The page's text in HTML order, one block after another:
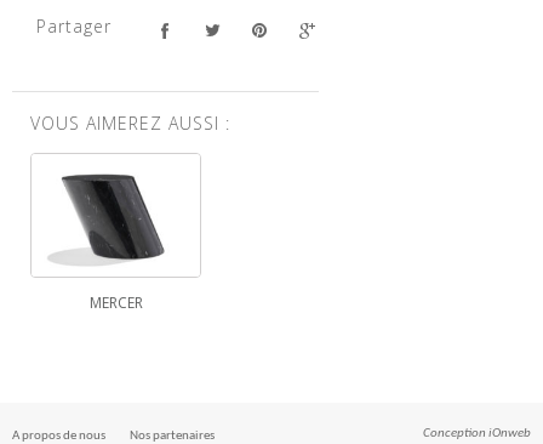
Partager
VOUS AIMEREZ AUSSI :
MERCER
A propos de nous Nos partenaires Conception iOnweb